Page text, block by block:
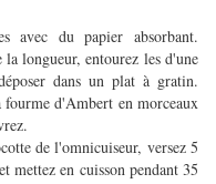
avec du papier absorbant.
la longueur, entourez les d'une
dans un plat à gratin.
d'Ambert en morceaux
de l'omnicuiseur, versez 5
mettez en cuisson pendant 35